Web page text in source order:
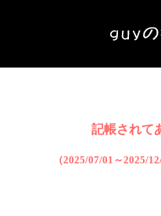
記帳されて
（2025/07/01～2025/